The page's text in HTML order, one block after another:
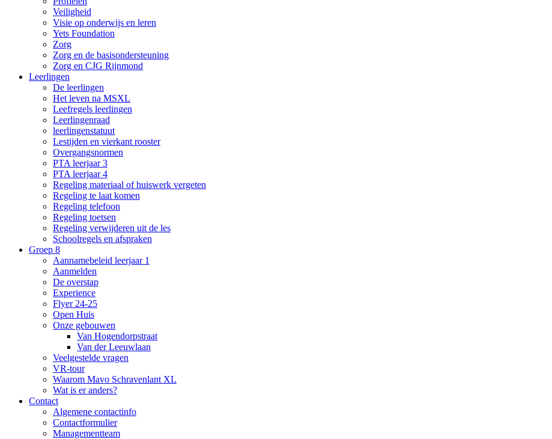
Veiligheid
Visie op onderwijs en leren
Yets Foundation
Zorg
Zorg en de basisondersteuning
Zorg en CJG Rijnmond
Leerlingen
De leerlingen
Het leven na MSXL
Leefregels leerlingen
Leerlingenraad
leerlingenstatuut
Lestijden en vierkant rooster
Overgangsnormen
PTA leerjaar 3
PTA leerjaar 4
Regeling materiaal of huiswerk vergeten
Regeling te laat komen
Regeling telefoon
Regeling toetsen
Regeling verwijderen uit de les
Schoolregels en afspraken
Groep 8
Aannamebeleid leerjaar 1
Aanmelden
De overstap
Experience
Flyer 24-25
Open Huis
Onze gebouwen
Van Hogendorpstraat
Van der Leeuwlaan
Veelgestelde vragen
VR-tour
Waarom Mavo Schravenlant XL
Wat is er anders?
Contact
Algemene contactinfo
Contactformulier
Managementteam